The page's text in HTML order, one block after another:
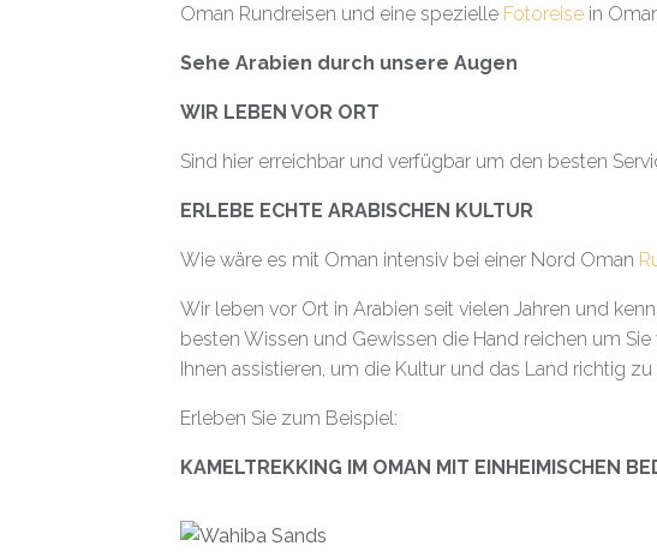
Oman Rundreisen und eine spezielle Fotoreise in
Sehe Arabien durch unsere Augen
WIR LEBEN VOR ORT
Sind hier erreichbar und verfügbar um den besten
ERLEBE ECHTE ARABISCHEN KULTUR
Wie wäre es mit Oman intensiv bei einer Nord Oman
Wir leben vor Ort in Arabien seit vielen Jahren und
besten Wissen und Gewissen die Hand reichen um
Ihnen assistieren, um die Kultur und das Land richtig
Erleben Sie zum Beispiel:
KAMELTREKKING IM OMAN MIT EINHEIMISCHEN